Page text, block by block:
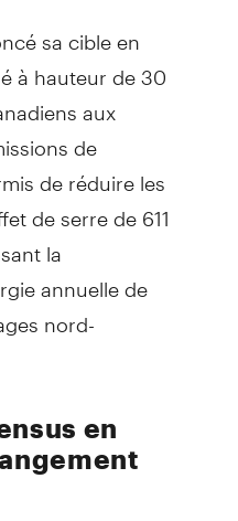
sa cible en
à hauteur de 30
aux
de
de réduire les
de serre de 611
la
annuelle de
nord-
en